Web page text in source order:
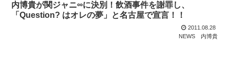
内博貴が関ジャニ∞に決別！飲酒事件を謝罪し、
「Question? はオレの夢」と名古屋で宣言！！
2011.08.28
NEWS
内博貴